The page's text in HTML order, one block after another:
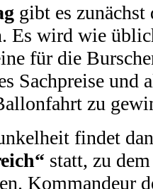
gibt es
Es wird wie
für die
Sachpreise und
zu
findet
statt, zu
Kommandeur